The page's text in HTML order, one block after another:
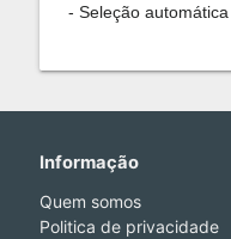
- Seleção
Informação
Quem somos
Politica de privacidade